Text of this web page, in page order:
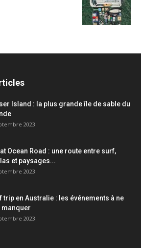
Island : la plus grande île de sable du
2023
Ocean Road : une route entre surf,
et paysages...
2023
trip en Australie : les événements à ne
manquer
2023